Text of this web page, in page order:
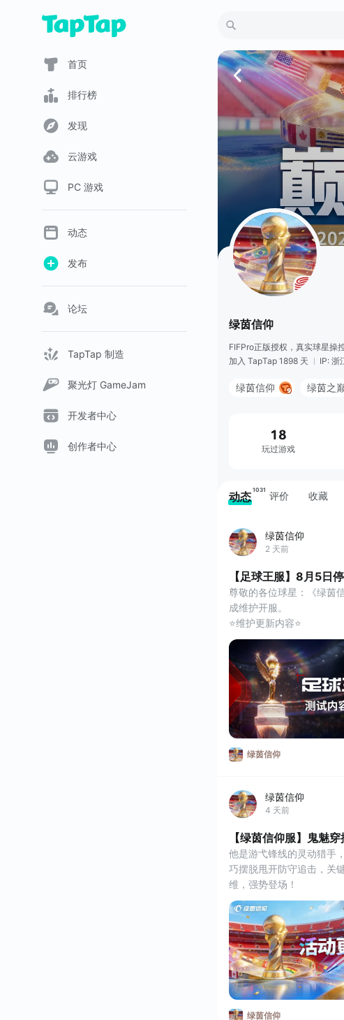
首页
排行榜
发现
云游戏
PC 游戏
动态
发布
论坛
TapTap 制造
聚光灯 GameJam
开发者中心
创作者中心
绿茵信仰
FIFPro正版授权，真实球星操
加入 TapTap 1898 天
IP: 浙
绿茵信仰 绿茵之
18
玩过游戏
动态 1031 评价 收藏
绿茵信仰
2 天前
【足球王服】8月5日
尊敬的各位球星：《绿茵
成维护开服。
⭐维护更新内容⭐
世界之巅赛场时刻卡池调
世界之巅 - 五盾战魂：可
利巴 - 世界之巅】世界之
章：可获取【梅西
绿茵信仰
绿茵信仰
4 天前
【绿茵信仰服】鬼魅
他是游弋锋线的灵动猎手
巧摆脱甩开防守追击，关
维，强势登场！
⭐卡池更新⭐
1、【枫叶军团】卡池将
值巅峰【乔纳森·戴维】、
员！
乔纳森·戴维他是前场进
绿茵信仰